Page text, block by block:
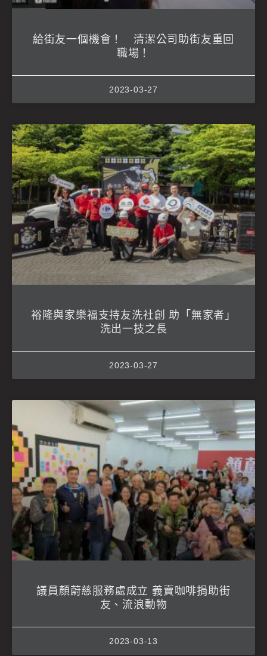
給街友一個機會！ 清潔公司助街友重回
職場！
2023-03-27
裕隆與家樂福支持友洗社創 助「無家者」
洗出一技之長
2023-03-27
議員顏蔚慈服務處成立 義賣咖啡捐助街
友、流浪動物
2023-03-13